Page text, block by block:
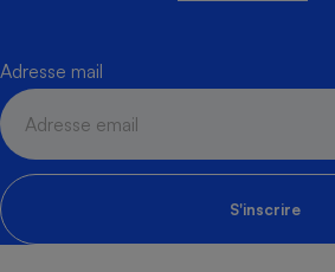
Adresse mail
S'inscrire